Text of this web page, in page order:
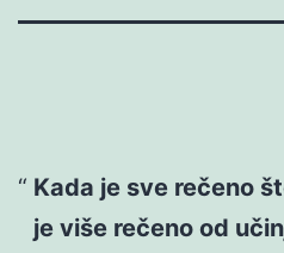
Kada je sve rečeno
je više rečeno od